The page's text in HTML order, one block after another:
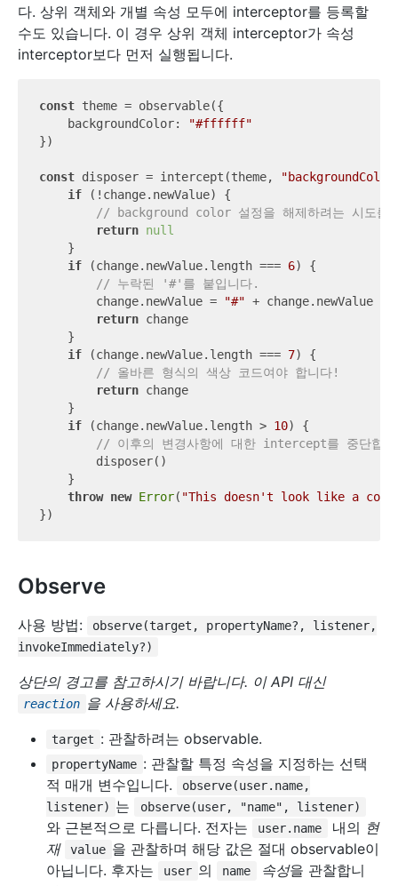
다. 상위 객체와 개별 속성 모두에 interceptor를 등록할
수도 있습니다. 이 경우 상위 객체 interceptor가 속성
interceptor보다 먼저 실행됩니다.
const theme = observable({
backgroundColor:
"#ffffff"
})
const disposer = intercept(theme,
if (!change.newValue) {
// background color 설정을 해제하려는 시도를
return null
    }
if (change.newValue.length === 6) {
// 누락된 '#'를 붙입니다.
        change.newValue =
"#" + change.newValue
return change
    }
if (change.newValue.length === 7) {
// 올바른 형식의 색상 코드여야 합니다!
return change
    }
if (change.newValue.length > 10) {
// 이후의 변경사항에 대한 intercept를 중단합
        disposer()
    }
throw new Error( "This doesn't look like a
Observe
사용 방법:
observe(target, propertyName?, listener,
invokeImmediately?)
상단의 경고를 참고하시기 바랍니다. 이 API 대신
reaction 을 사용하세요.
target : 관찰하려는 observable.
propertyName : 관찰할 특정 속성을 지정하는 선택
적 매개 변수입니다.
observe(user.name,
listener) 는 observe(user, "name", listener)
와 근본적으로 다릅니다. 전자는 user.name 내의 현
재
value 을 관찰하며 해당 값은 절대 observable이
아닙니다. 후자는
user 의 name 속성을 관찰합니